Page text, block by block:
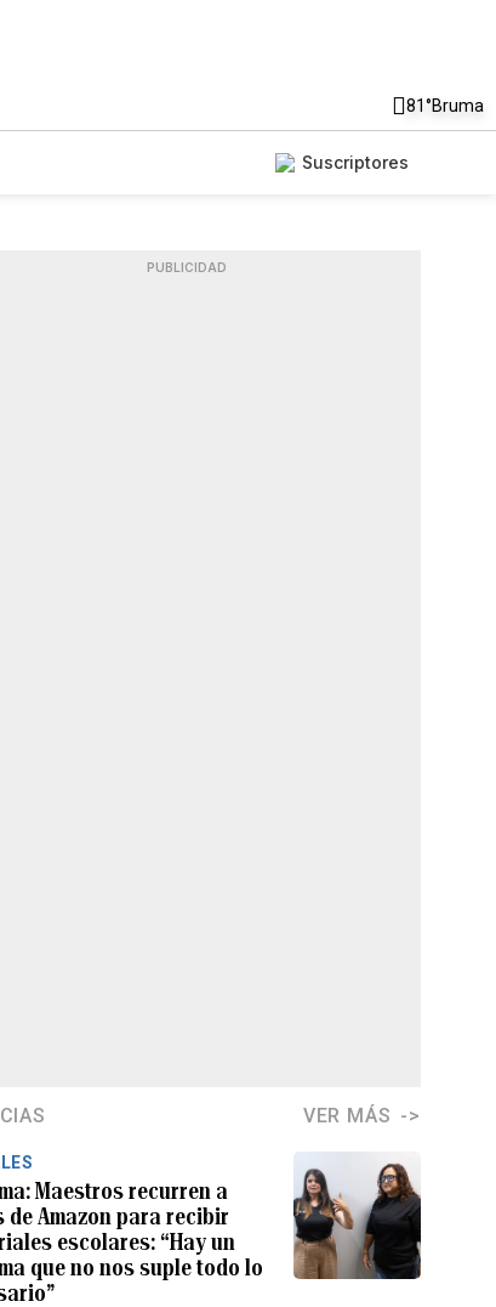
81°Bruma
Suscriptores
PUBLICIDAD
VER MÁS
Maestros recurren a
de Amazon para recibir
escolares: “Hay un
que no nos suple todo lo